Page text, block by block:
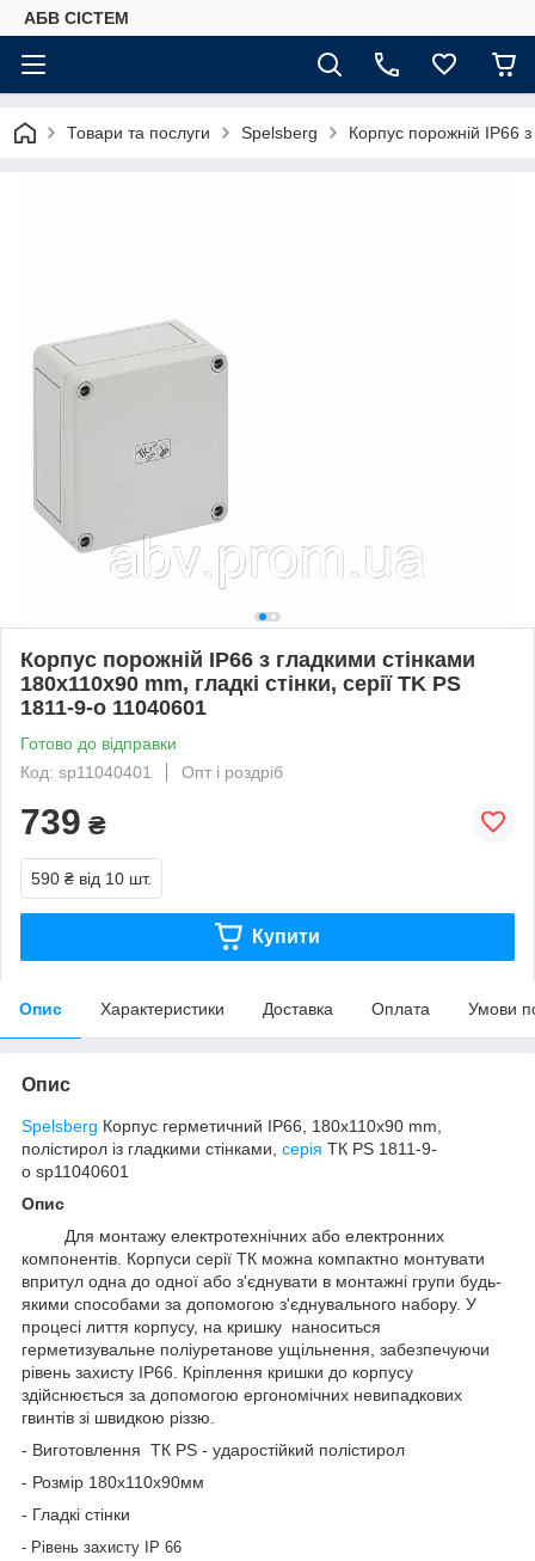
АБВ СІСТЕМ
Товари та послуги Spelsberg Корпус порожній IP66
Корпус порожній IP66 з гладкими стінками
180х110х90 mm, гладкі стінки, серії TK PS
1811-9-o 11040601
Готово до відправки
Код: sp11040401
Опт і роздріб
739 ₴
590 ₴ від 10 шт.
Купити
Опис Характеристики Доставка Оплата Умови
Опис
Spelsberg Корпус герметичний IP66, 180х110х90 mm,
полістирол із гладкими стінками, серія ТК PS 1811-9-
o sp11040601
Опис
Для монтажу електротехнічних або електронних
компонентів. Корпуси серії ТК можна компактно монтувати
впритул одна до одної або з'єднувати в монтажні групи будь-
якими способами за допомогою з'єднувального набору. У
процесі лиття корпусу, на кришку наноситься
герметизувальне поліуретанове ущільнення, забезпечуючи
рівень захисту ІР66. Кріплення кришки до корпусу
здійснюється за допомогою ергономічних невипадкових
гвинтів зі швидкою різзю.
- Виготовлення ТК PS - ударостійкий полістирол
- Розмір 180х110х90мм
- Гладкі стінки
- Рівень захисту IP 66